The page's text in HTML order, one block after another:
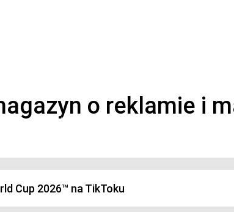
o marketingu, reklamie i kreatywności
Cup 2026™ na TikToku